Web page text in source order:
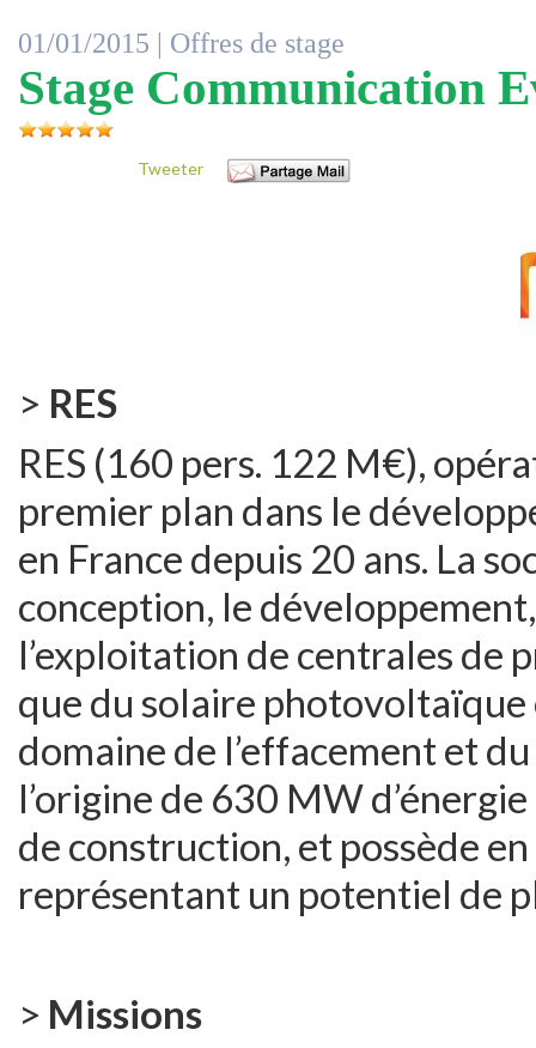
01/01/2015 | Offres de stage
Stage Communication
Tweeter
> RES
RES (160 pers. 122 M€),
premier plan dans le
en France depuis 20 ans. La
conception, le
l’exploitation de centrales de
que du solaire
domaine de l’effacement et
l’origine de 630 MW
de construction, et possède
représentant un potentiel de
> Missions